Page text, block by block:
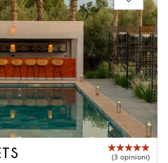
(3 opinioni)